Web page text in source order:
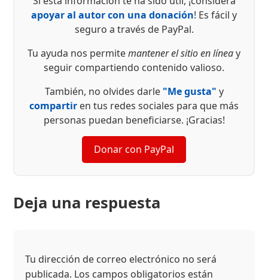
apoyar al autor con una donación! Es fácil y
seguro a través de PayPal.
Tu ayuda nos permitemantener el sitio en líneay
seguir compartiendo contenido valioso.
También, no olvides darle "Me gusta" y
compartir en tus redes sociales para que más
personas puedan beneficiarse. ¡Gracias!
Donar con PayPal
Deja una respuesta
Tu dirección de correo electrónico no será
publicada. Los campos obligatorios están